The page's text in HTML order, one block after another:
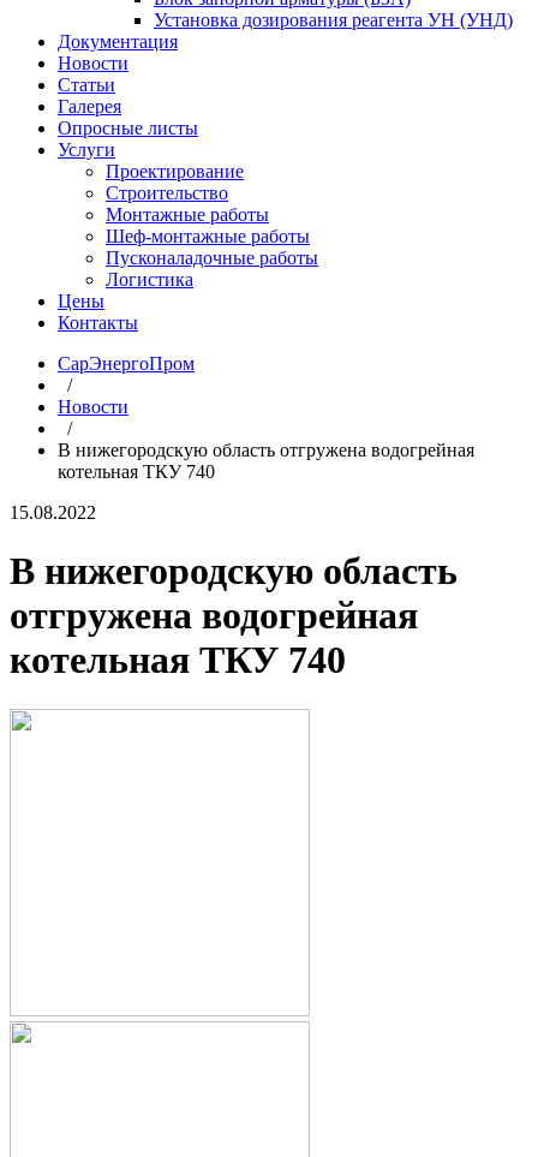
Установка дозирования реагента УН (УНД)
Документация
Новости
Статьи
Галерея
Опросные листы
Услуги
Проектирование
Строительство
Монтажные работы
Шеф-монтажные работы
Пусконаладочные работы
Логистика
Цены
Контакты
СарЭнергоПром
/
Новости
/
В нижегородскую область отгружена водогрейная
котельная ТКУ 740
15.08.2022
В нижегородскую область
отгружена водогрейная
котельная ТКУ 740